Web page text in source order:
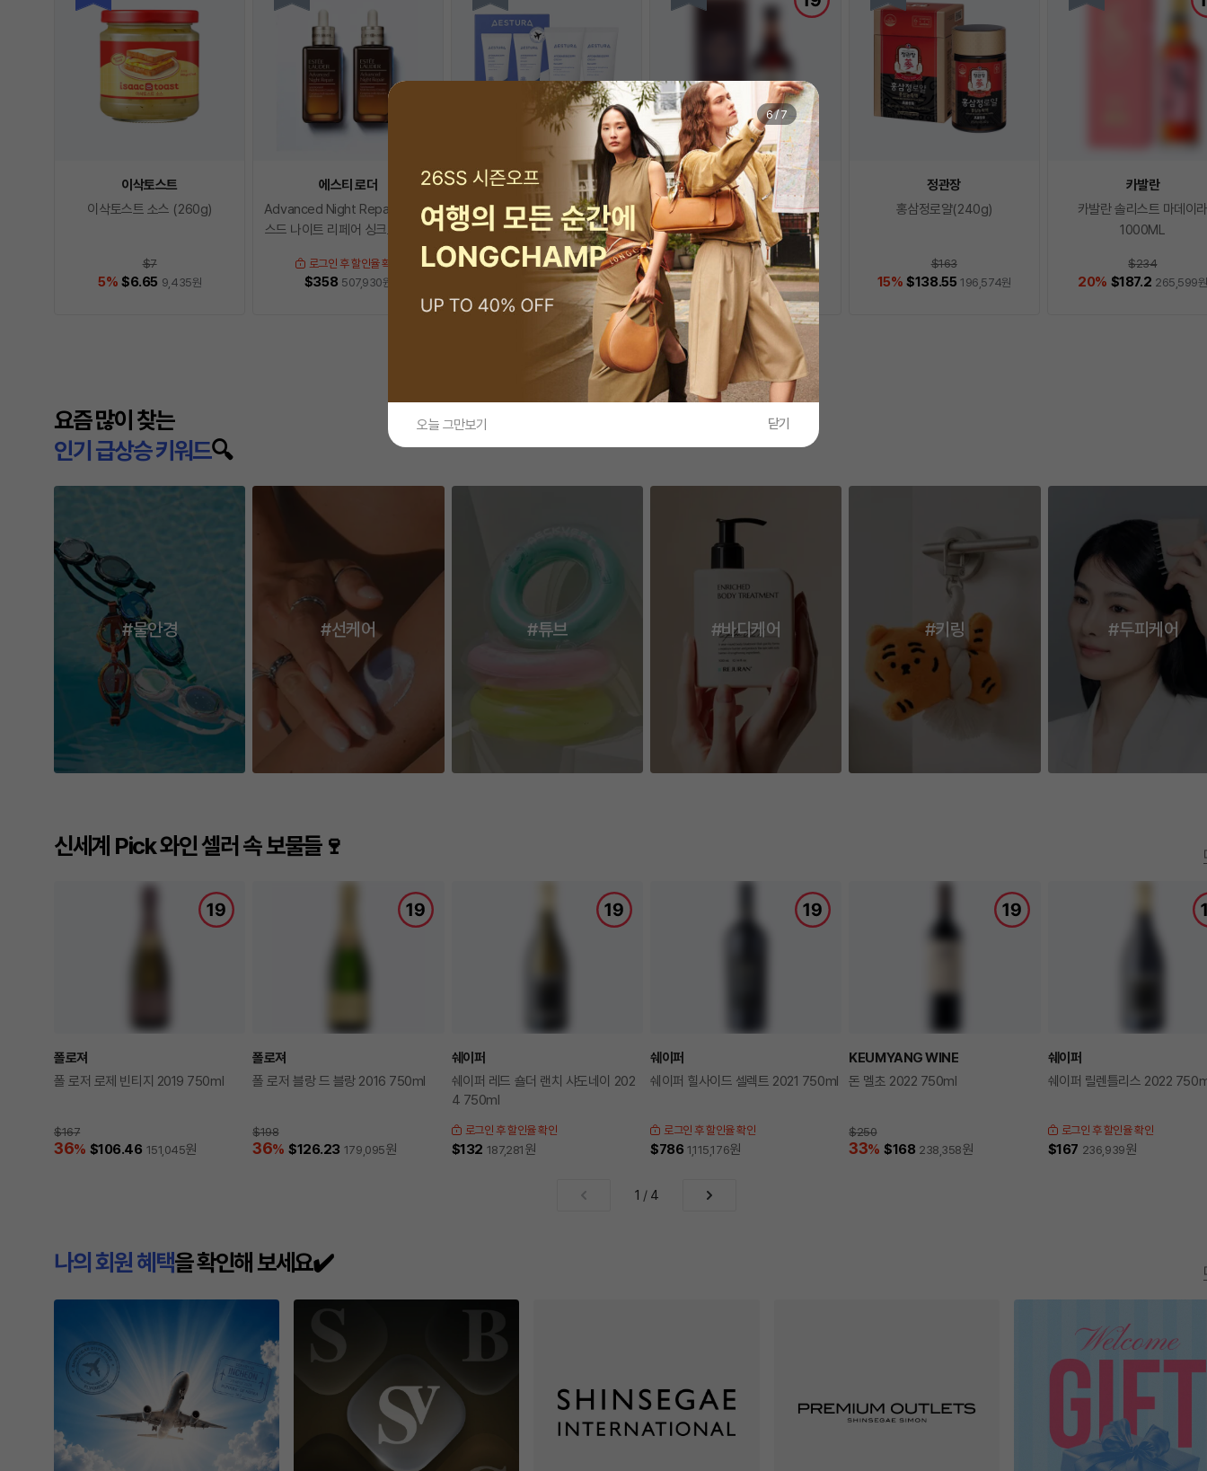
이삭토스트
이삭토스트 소스 (260g)
$7
5% $6.65 9,435원
에스티 로더
Advanced Night Repair 어드밴
스드 나이트 리페어 싱크로나이즈
로그인 후 할인율 확인
$358 507,930원
에스트라
[2개 이상 25% 할인] 아토베리어
365 크림 듀오 기획세트
$33
37,456원
발렌타인
발렌타인 30년 700ml
$447
30 $312.9 443,942원
정관장
홍삼정로얄(240g)
$163
15% $138.55 196,574원
카발란
카발란 솔리스트 마데이라
1000ML
$234
20% $187.2 265,599원
2
요즘 많이 찾는
인기 급상승 키워드🔍
#물안경 #선케어 #튜브 #바디케어 #키링 #두피케어
신세계 Pick 와인 셀러 속 보물들🍷
폴로져
폴 로저 로제 빈티지 2019 750ml
$167
36% $106.46 151,045원
폴로져
폴 로저 블랑 드 블랑 2016 750ml
$198
36% $126.23 179,095원
쉐이퍼
쉐이퍼 레드 숄더 랜치 샤도네이 202
4 750ml
로그인 후 할인율 확인
$132 187,281 원
쉐이퍼
쉐이퍼 힐사이드 셀렉트 2021 750ml
로그인 후 할인율 확인
$786 1,115,176원
KEUMYANG WINE
돈 멜초 2022 750ml
$250
33% $168 238,358원
쉐이퍼
쉐이퍼 릴렌틀리스 2022
로그인 후 할인율 확인
$167 236,939원
1 / 4
나의 회원 혜택을 확인해 보세요✔️
7/7
오늘 그만보기 닫기